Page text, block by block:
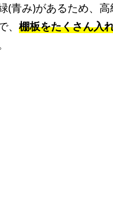
(青み)があるため、高
棚板をたくさん入